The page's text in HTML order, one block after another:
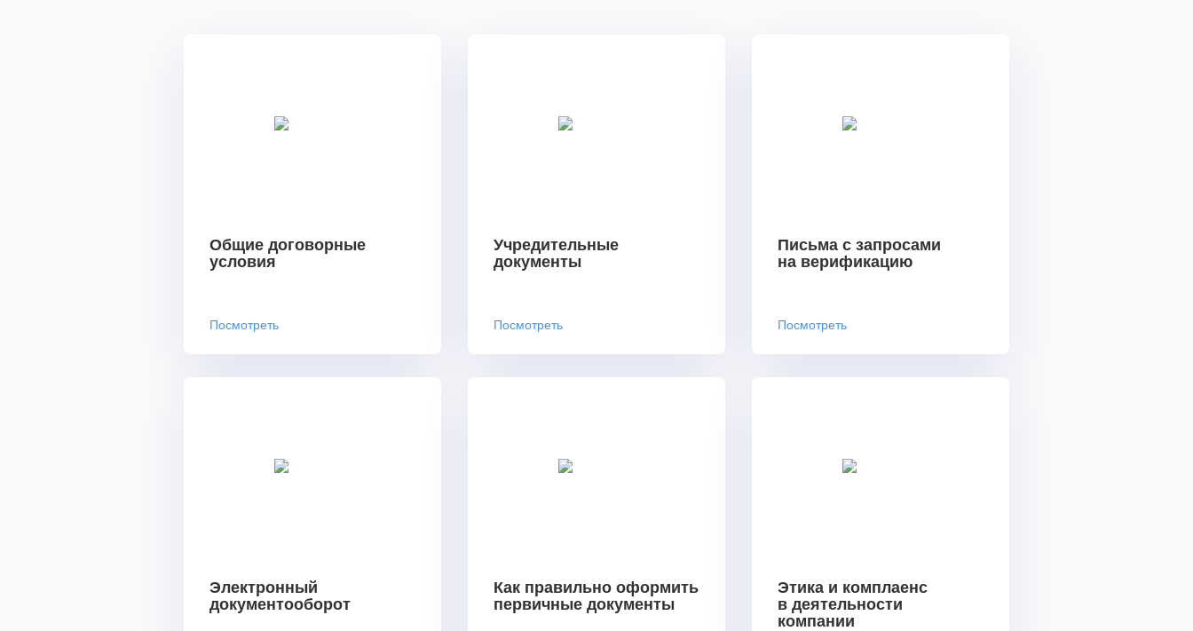
Общие договорные
условия
Посмотреть
Учредительные
документы
Посмотреть
Письма с запросами
на верификацию
Посмотреть
Электронный
документооборот
Как правильно оформить
первичные документы
Этика и комплаенс
в деятельности
компании